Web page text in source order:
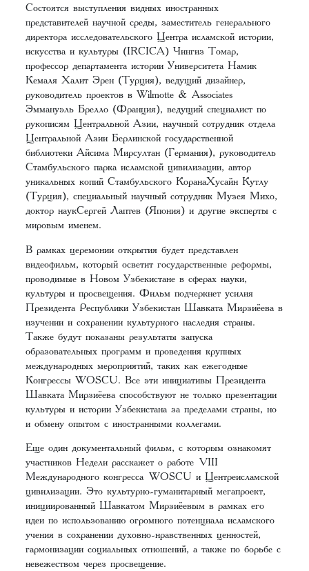
Состоятся выступления видных иностранных
представителей научной среды, заместитель генерального
директора исследовательского Центра исламской истории,
искусства и культуры (IRСICA) Чингиз Томар,
профессор департамента истории Университета Намик
Кемаля Халит Эрен (Турция), ведущий дизайнер,
руководитель проектов в Wilmotte & Associates
Эммануэль Брелло (Франция), ведущий специалист по
рукописям Центральной Азии, научный сотрудник отдела
Центральной Азии Берлинской государственной
библиотеки Айсима Мирсултан (Германия), руководитель
Стамбульского парка исламской цивилизации, автор
уникальных копий Стамбульского КоранаХусайн Кутлу
(Турция), специальный научный сотрудник Музея Михо,
доктор наукСергей Лаптев (Япония) и другие эксперты с
мировым именем.
В рамках церемонии открытия будет представлен
видеофильм, который осветит государственные реформы,
проводимые в Новом Узбекистане в сферах науки,
культуры и просвещения. Фильм подчеркнет усилия
Президента Республики Узбекистан Шавката Мирзиёева в
изучении и сохранении культурного наследия страны.
Также будут показаны результаты запуска
образовательных программ и проведения крупных
международных мероприятий, таких как ежегодные
Конгрессы WOSCU. Все эти инициативы Президента
Шавката Мирзиёева способствуют не только презентации
культуры и истории Узбекистана за пределами страны, но
и обмену опытом с иностранными коллегами.
Еще один документальный фильм, с которым ознакомят
участников Недели расскажет о работе VIII
Международного конгресса WOSCU и Центреисламской
цивилизации. Это культурно-гуманитарный мегапроект,
инициированный Шавкатом Мирзиёевым в рамках его
идеи по использованию огромного потенциала исламского
учения в сохранении духовно-нравственных ценностей,
гармонизации социальных отношений, а также по борьбе с
невежеством через просвещение.